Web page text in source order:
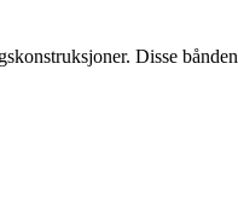
Disse